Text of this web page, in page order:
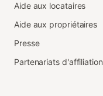
Aide aux locataires
Aide aux propriétaires
Presse
Partenariats d'affiliation